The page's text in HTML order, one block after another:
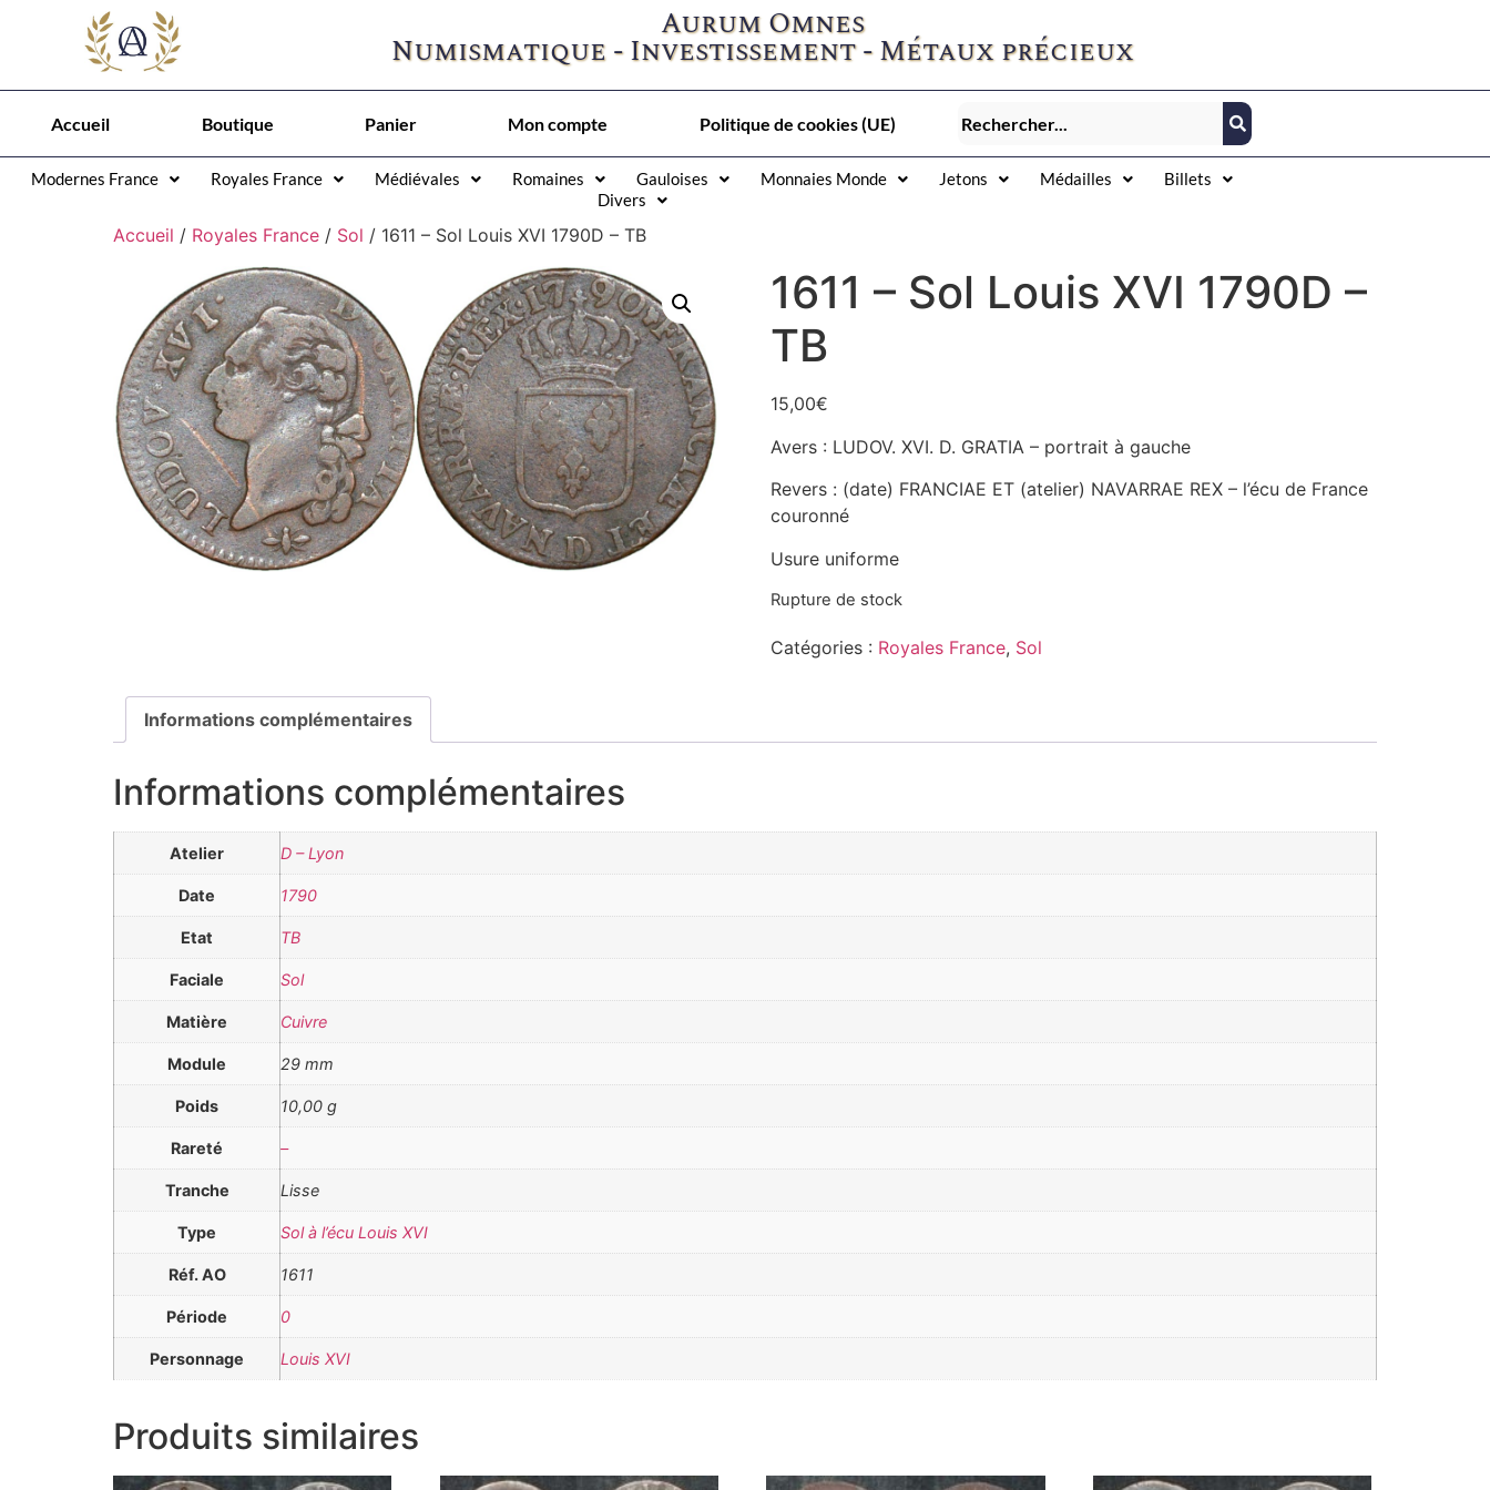
Aurum Omnes
Numismatique - Investissement - Métaux précieux
Accueil Boutique Panier Mon compte Politique de cookies (UE)
Modernes France Royales France Médiévales Romaines Gauloises Monnaies Monde Jetons Médailles
Billets
Divers
Accueil / Royales France / Sol / 1611 – Sol Louis XVI 1790D – TB
1611 – Sol Louis XVI 1790D –
TB
15,00€
Avers : LUDOV. XVI. D. GRATIA – portrait à gauche
Revers : (date) FRANCIAE ET (atelier) NAVARRAE REX – l’écu de France
couronné
Usure uniforme
Rupture de stock
Catégories : Royales France, Sol
Informations complémentaires
Informations complémentaires
Atelier D – Lyon
Date 1790
Etat TB
Faciale Sol
Matière Cuivre
Module 29 mm
Poids 10,00 g
Rareté –
Tranche Lisse
Type Sol à l’écu Louis XVI
Réf. AO 1611
Période 0
Personnage Louis XVI
Produits similaires